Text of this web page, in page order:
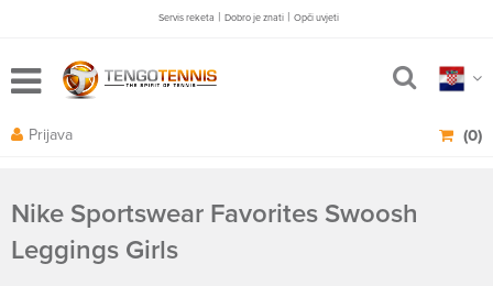
Servis reketa | Dobro je znati | Opči uvjeti
(0)
Prijava
Nike Sportswear Favorites Swoosh
Leggings Girls